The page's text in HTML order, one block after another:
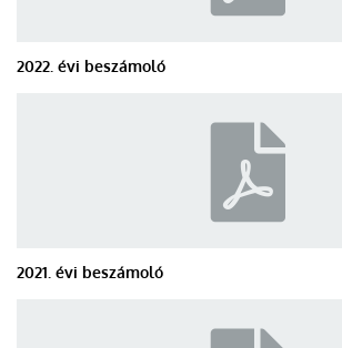
2022. évi beszámoló
2021. évi beszámoló